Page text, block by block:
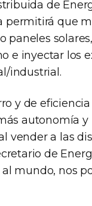
de
permitirá que
paneles
e inyectar los
industrial.
y de
autonomía
vender a las
de
mundo, nos